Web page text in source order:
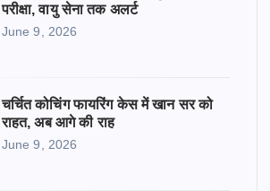
परीक्षा, वायु सेना तक अलर्ट
June 9, 2026
चर्चित कोचिंग फायरिंग केस में खान सर को
राहत, अब आगे की राह
June 9, 2026